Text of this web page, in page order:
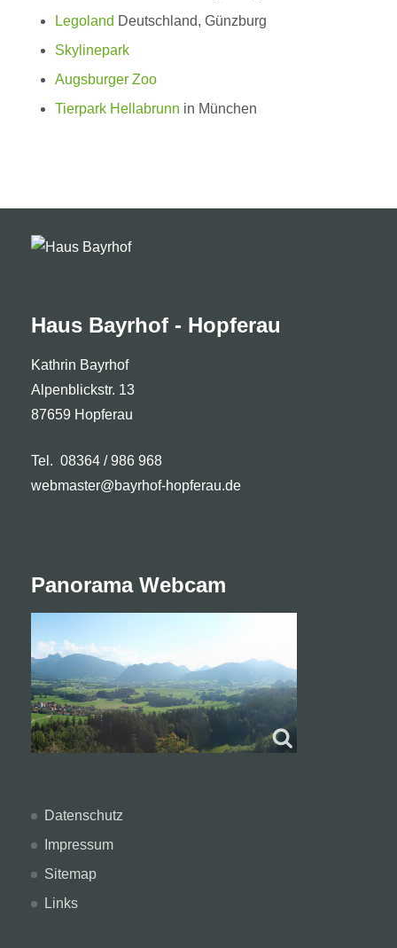
Legoland Deutschland, Günzburg
Skylinepark
Augsburger Zoo
Tierpark Hellabrunn in München
Haus Bayrhof - Hopferau
Kathrin Bayrhof
Alpenblickstr. 13
87659 Hopferau
Tel. 08364 / 986 968
webmaster@bayrhof-hopferau.de
Panorama Webcam
Datenschutz
Impressum
Sitemap
Links